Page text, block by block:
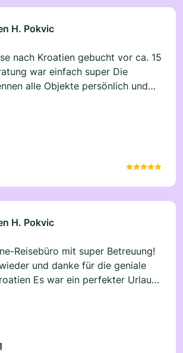
H. Pokvic
nach Kroatien gebucht vor ca. 15
war einfach super Die
alle Objekte persönlich und
wusste nicht mal wo sich der
Preis SUPER,, Werde Croliday
!
H. Pokvic
Reisebüro mit super Betreuung!
und danke für die geniale
Urlaub